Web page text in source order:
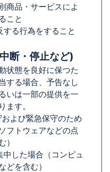
商品・サービスによ
こと
する行為をすること
断・停止など)
状態を良好に保つた
する場合、予告なし
いは一部の提供を一
ます。
および緊急保守のため
フトウェアなどの点
）
中した場合（コンピュ
どを含む）